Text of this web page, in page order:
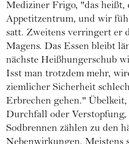
Mediziner Frigo, "das heißt,
Appetitzentrum, und wir
satt. Zweitens verringert er
Magens. Das Essen bleibt
nächste Heißhungerschub
Isst man trotzdem mehr,
ziemlicher Sicherheit
Erbrechen gehen."
Durchfall oder Verstopfung,
Sodbrennen zählen zu den